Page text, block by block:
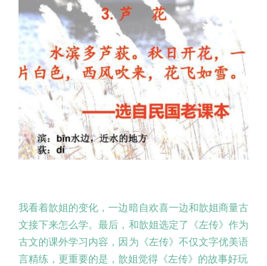
我看着歆姐的变化，一边暗自欢喜一边和歆姐商量古
文接下来怎么学。最后，和歆姐选定了《左传》作为
古文的课外学习内容，因为《左传》不仅文字优美语
言精练，更重要的是，歆姐觉得《左传》的故事好玩